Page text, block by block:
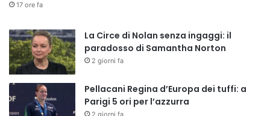
17 ore fa
La Circe di Nolan senza ingaggi: il
paradosso di Samantha Norton
2 giorni fa
Pellacani Regina d’Europa dei tuffi: a
Parigi 5 ori per l’azzurra
2 giorni fa